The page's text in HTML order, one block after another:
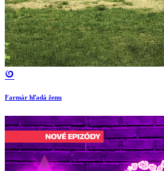
Farmár hľadá ženu